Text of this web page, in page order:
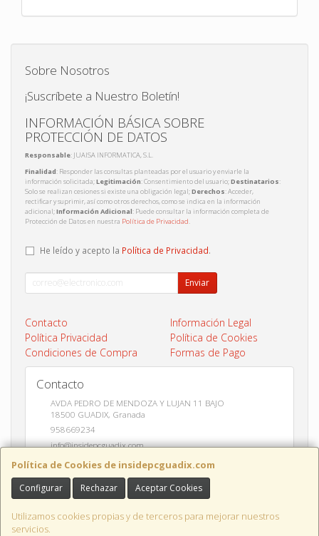
Política de Cookies de insidepcguadix.com
Configurar Rechazar Aceptar Cookies
Utilizamos cookies propias y de terceros para mejorar nuestros
servicios.
Sobre Nosotros
¡Suscríbete a Nuestro Boletín!
INFORMACIÓN BÁSICA SOBRE
PROTECCIÓN DE DATOS
Responsable: JUAISA INFORMATICA, S.L.
Finalidad: Responder las consultas planteadas por el usuario y enviarle la
información solicitada;Legitimación: Consentimiento del usuario;Destinatarios:
Solo se realizan cesiones si existe una obligación legal;Derechos: Acceder,
rectificar y suprimir, así como otros derechos, como se indica en la información
adicional;Información Adicional: Puede consultar la información completa de
Protección de Datos en nuestra Política de Privacidad.
He leído y acepto la Política de Privacidad.
Enviar
Contacto
Información Legal
Política Privacidad
Política de Cookies
Condiciones de Compra
Formas de Pago
Contacto
AVDA PEDRO DE MENDOZA Y LUJAN 11 BAJO
18500 GUADIX, Granada
958669234
info@insidepcguadix.com
Horario